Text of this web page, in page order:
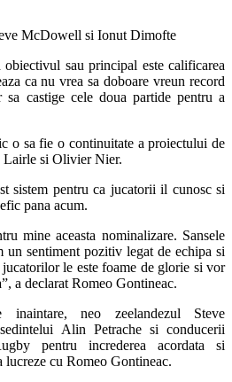
McDowell si Ionut Dimofte
sau principal este calificarea
ca nu vrea sa doboare vreun record
castige cele doua partide pentru a
o sa fie o continuitate a proiectului de
Lairle si Olivier Nier.
sistem pentru ca jucatorii il cunosc si
pana acum.
mine aceasta nominalizare. Sansele
sentiment pozitiv legat de echipa si
le este foame de glorie si vor
a declarat Romeo Gontineac.
inaintare, neo zeelandezul Steve
Alin Petrache si conducerii
pentru increderea acordata si
lucreze cu Romeo Gontineac.